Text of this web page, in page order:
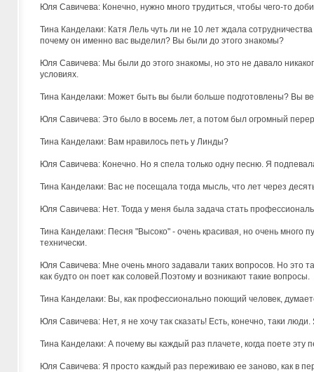
Юля Савичева: Конечно, нужно много трудиться, чтобы чего-то
Тина Канделаки: Катя Лель чуть ли не 10 лет ждала
почему он именно вас выделил? Вы были до этого знакомы?
Юля Савичева: Мы были до этого знакомы, но это не давало
условиях.
Тина Канделаки: Может быть вы были больше подготовлены? Вы
Юля Савичева: Это было в восемь лет, а потом был огромный
Тина Канделаки: Вам нравилось петь у Линды?
Юля Савичева: Конечно. Но я спела только одну песню. Я
Тина Канделаки: Вас не посещала тогда мысль, что лет через
Юля Савичева: Нет. Тогда у меня была задача стать
Тина Канделаки: Песня "Высоко" - очень красивая, но очень много
технически.
Юля Савичева: Мне очень много задавали таких вопросов. Но
как будто он поет как соловей.Поэтому и возникают такие вопросы.
Тина Канделаки: Вы, как профессионально поющий человек,
Юля Савичева: Нет, я не хочу так сказать! Есть, конечно, таки
Тина Канделаки: А почему вы каждый раз плачете, когда поете эту
Юля Савичева: Я просто каждый раз переживаю ее заново, как в